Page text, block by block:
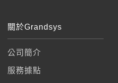
關於Grandsys
公司簡介
服務據點